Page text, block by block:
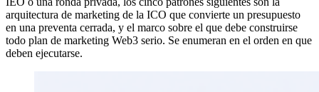
arquitectura de marketing de la ICO que convierte un presupuesto
en una preventa cerrada, y el marco sobre el que debe construirse
todo plan de marketing Web3 serio. Se enumeran en el orden en que
deben ejecutarse.